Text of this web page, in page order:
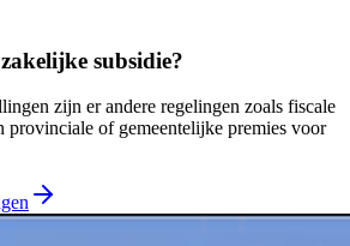
subsidie?
zijn er andere regelingen zoals fiscale
provinciale of gemeentelijke premies voor